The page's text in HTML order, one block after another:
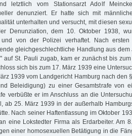
letztlich vom Stationsarzt Adolf
denunziert. Er hatte sich mit
unterhalten und versucht, mit diesen
Denunziation, dem 10. Oktober 1938,
und von der Polizei verhaftet. Nach
gleichgeschlechtliche Handlung aus
auf St. Pauli zugab, kam er zunächst bis
sich bis zum 17. März 1939 eine
1939 vom Landgericht Hamburg nach den
Beleidigung) zu einer Gesamtstrafe von
verbüßte er im Anschluss an die
ab 25. März 1939 in der außerhalb
Nach seiner Haftentlassung im Oktober
eine Lokstedter Firma als Erdarbeiter. Am
einer homosexuellen Betätigung in die